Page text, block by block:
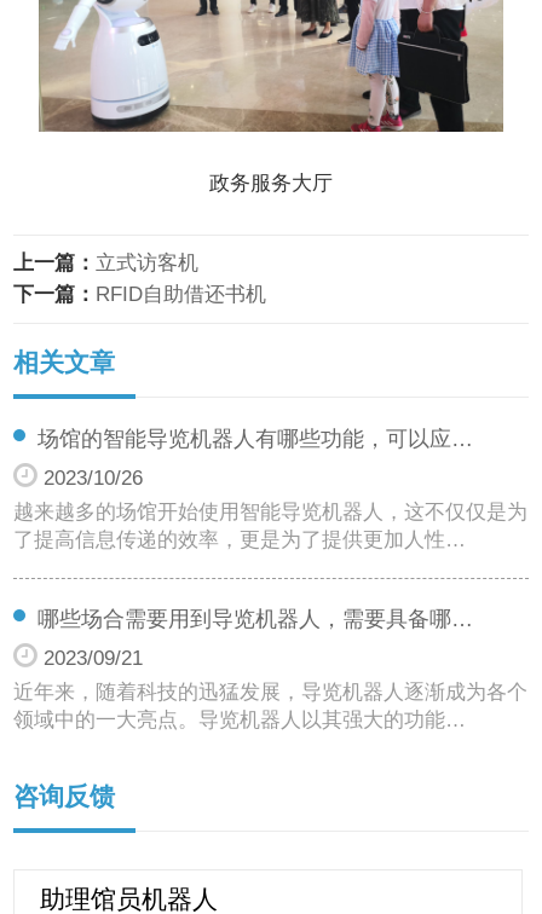
政务服务大厅
上一篇： 立式访客机
下一篇： RFID自助借还书机
相关文章
场馆的智能导览机器人有哪些功能，可以应…
2023/10/26
越来越多的场馆开始使用智能导览机器人，这不仅仅是为
了提高信息传递的效率，更是为了提供更加人性…
哪些场合需要用到导览机器人，需要具备哪…
2023/09/21
近年来，随着科技的迅猛发展，导览机器人逐渐成为各个
领域中的一大亮点。导览机器人以其强大的功能…
咨询反馈